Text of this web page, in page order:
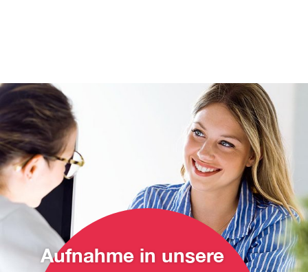
Aufnahme in unsere